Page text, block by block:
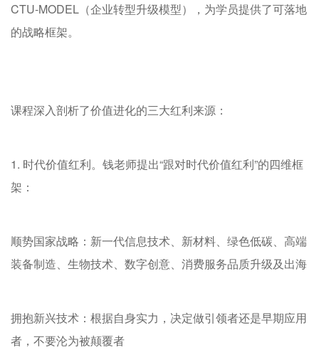
CTU-MODEL（企业转型升级模型），为学员提供了可落地
的战略框架。
课程深入剖析了价值进化的三大红利来源：
1. 时代价值红利。钱老师提出“跟对时代价值红利”的四维框
架：
顺势国家战略：新一代信息技术、新材料、绿色低碳、高端
装备制造、生物技术、数字创意、消费服务品质升级及出海
拥抱新兴技术：根据自身实力，决定做引领者还是早期应用
者，不要沦为被颠覆者